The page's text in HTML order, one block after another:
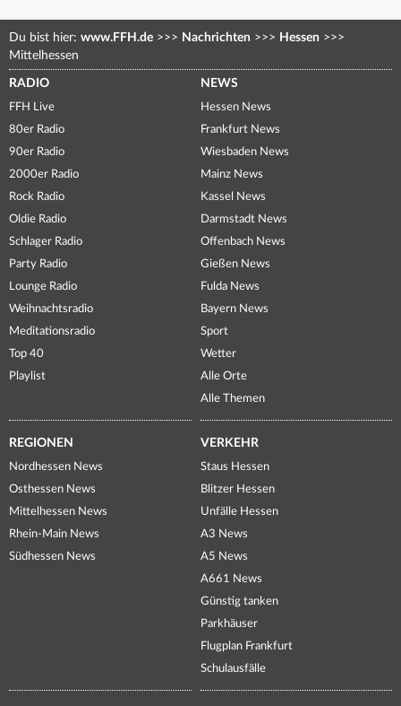
Du bist hier: www.FFH.de >>> Nachrichten >>> Hessen >>>
Mittelhessen
RADIO
FFH Live
80er Radio
90er Radio
2000er Radio
Rock Radio
Oldie Radio
Schlager Radio
Party Radio
Lounge Radio
Weihnachtsradio
Meditationsradio
Top 40
Playlist
NEWS
Hessen News
Frankfurt News
Wiesbaden News
Mainz News
Kassel News
Darmstadt News
Offenbach News
Gießen News
Fulda News
Bayern News
Sport
Wetter
Alle Orte
Alle Themen
REGIONEN
Nordhessen News
Osthessen News
Mittelhessen News
Rhein-Main News
Südhessen News
VERKEHR
Staus Hessen
Blitzer Hessen
Unfälle Hessen
A3 News
A5 News
A661 News
Günstig tanken
Parkhäuser
Flugplan Frankfurt
Schulausfälle